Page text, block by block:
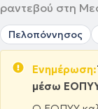
ραντεβού στη
Πελοπόννησος
Ενημέρωση:
μέσω